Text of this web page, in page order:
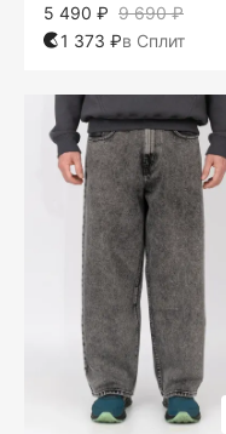
9 690 ₽
5 490 ₽
1 373 ₽в Сплит